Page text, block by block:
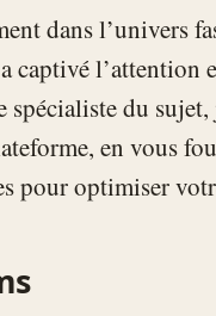
dans l’univers
captivé l’attention
du sujet,
en vous
pour optimiser